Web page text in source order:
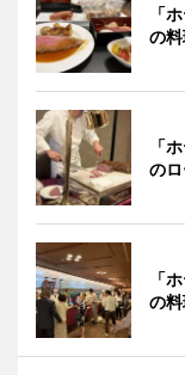
「
の
「
の
「
の